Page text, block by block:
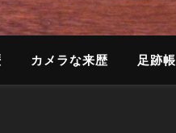
カメラな来歴 足跡帳